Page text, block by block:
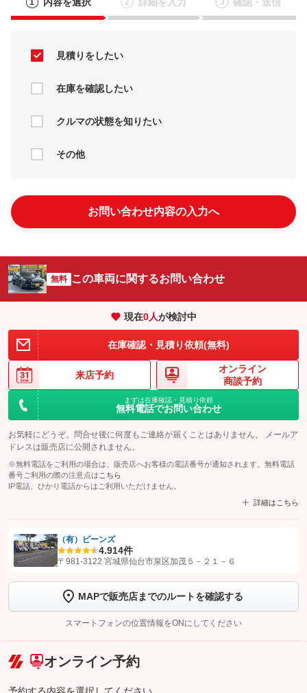
1 2 3
見積りをしたい
在庫を確認したい
クルマの状態を知りたい
その他
お問い合わせ内容の入力へ
無料 この車両に関するお問い合わせ
現在0人が検討中
在庫確認・見積り依頼(無料)
来店予約
オンライン
商談予約
まずは在庫確認・見積り依頼
無料電話でお問い合わせ
お気軽にどうぞ。問合せ後に何度もご連絡が届くことはありません。 メールア
ドレスは販売店に公開されません。
※無料電話をご利用の場合は、販売店へお客様の電話番号が通知されます。無料電話
番号ご利用の際の注意点は こちら
IP電話、ひかり電話からはご利用いただけません。
詳細はこちら
【STEP1】
認証画面でグーネットを友だち追加してから「許可する」ボタンを押
トーク画面で
ボタンをタップして問い合わせを
完了してください。
こちら
（有）ビーンズ
4.914件
〒981-3122 宮城県仙台市泉区加茂５－２１－６
MAPで販売店までのルートを確認する
スマートフォンの位置情報をONにしてください
オンライン予約